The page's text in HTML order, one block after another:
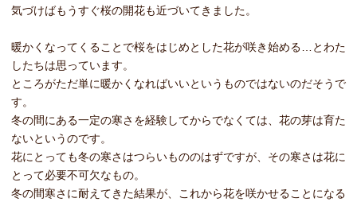
気づけばもうすぐ桜の開花も近づいてきました。
暖かくなってくることで桜をはじめとした花が咲き始める…とわた
したちは思っています。
ところがただ単に暖かくなればいいというものではないのだそうで
す。
冬の間にある一定の寒さを経験してからでなくては、花の芽は育た
ないというのです。
花にとっても冬の寒さはつらいもののはずですが、その寒さは花に
とって必要不可欠なもの。
冬の間寒さに耐えてきた結果が、これから花を咲かせることになる